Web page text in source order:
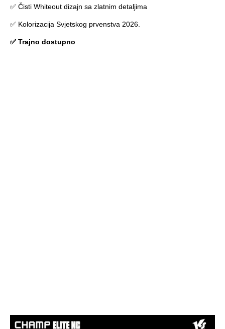
✅ Čisti Whiteout dizajn sa zlatnim detaljima
✅ Kolorizacija Svjetskog prvenstva 2026.
✅ Trajno dostupno